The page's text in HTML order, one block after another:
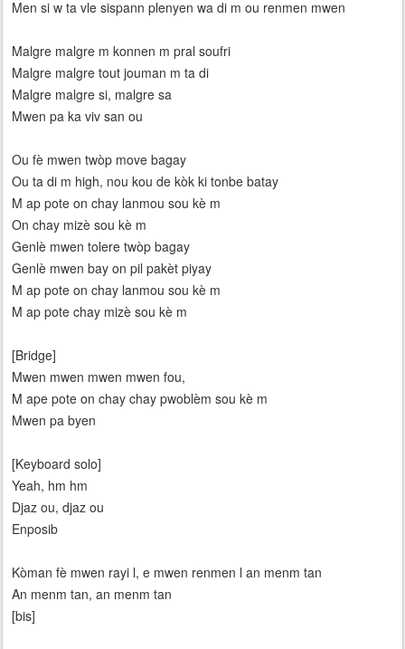
Men si w ta vle sispann plenyen wa di m ou renmen mwen
Malgre malgre m konnen m pral soufri
Malgre malgre tout jouman m ta di
Malgre malgre si, malgre sa
Mwen pa ka viv san ou
Ou fè mwen twòp move bagay
Ou ta di m high, nou kou de kòk ki tonbe batay
M ap pote on chay lanmou sou kè m
On chay mizè sou kè m
Genlè mwen tolere twòp bagay
Genlè mwen bay on pil pakèt piyay
M ap pote on chay lanmou sou kè m
M ap pote chay mizè sou kè m
[Bridge]
Mwen mwen mwen mwen fou,
M ape pote on chay chay pwoblèm sou kè m
Mwen pa byen
[Keyboard solo]
Yeah, hm hm
Djaz ou, djaz ou
Enposib
Kòman fè mwen rayi l, e mwen renmen l an menm tan
An menm tan, an menm tan
[bis]